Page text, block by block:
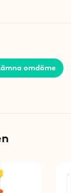
placeras var
omdöme